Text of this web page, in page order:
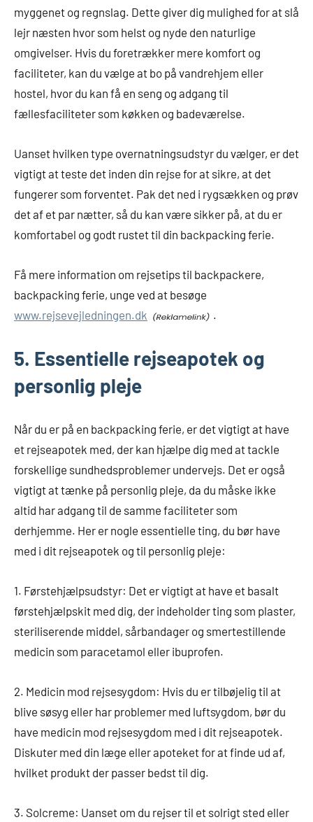
myggenet og regnslag. Dette giver dig mulighed for at slå
lejr næsten hvor som helst og nyde den naturlige
omgivelser. Hvis du foretrækker mere komfort og
faciliteter, kan du vælge at bo på vandrehjem eller
hostel, hvor du kan få en seng og adgang til
fællesfaciliteter som køkken og badeværelse.
Uanset hvilken type overnatningsudstyr du vælger, er det
vigtigt at teste det inden din rejse for at sikre, at det
fungerer som forventet. Pak det ned i rygsækken og prøv
det af et par nætter, så du kan være sikker på, at du er
komfortabel og godt rustet til din backpacking ferie.
Få mere information om rejsetips til backpackere,
backpacking ferie, unge ved at besøge
www.rejsevejledningen.dk
.
5. Essentielle rejseapotek og
personlig pleje
Når du er på en backpacking ferie, er det vigtigt at have
et rejseapotek med, der kan hjælpe dig med at tackle
forskellige sundhedsproblemer undervejs. Det er også
vigtigt at tænke på personlig pleje, da du måske ikke
altid har adgang til de samme faciliteter som
derhjemme. Her er nogle essentielle ting, du bør have
med i dit rejseapotek og til personlig pleje:
1. Førstehjælpsudstyr: Det er vigtigt at have et basalt
førstehjælpskit med dig, der indeholder ting som plaster,
steriliserende middel, sårbandager og smertestillende
medicin som paracetamol eller ibuprofen.
2. Medicin mod rejsesygdom: Hvis du er tilbøjelig til at
blive søsyg eller har problemer med luftsygdom, bør du
have medicin mod rejsesygdom med i dit rejseapotek.
Diskuter med din læge eller apoteket for at finde ud af,
hvilket produkt der passer bedst til dig.
3. Solcreme: Uanset om du rejser til et solrigt sted eller